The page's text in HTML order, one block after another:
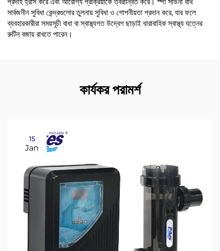
সার্বজনীন সুবিধা কেন্দ্রগুলোর তুলনায় সুবিধা ও গোপনীয়তা প্রদান করে, যার ফলে
ব্যবহারকারীরা সময়সূচী বাধা বা স্বাস্থ্যগত উদ্বেগ ছাড়াই ধারাবাহিক স্বাস্থ্য যত্নের
রুটিন বজায় রাখতে পারেন।
কার্যকর পরামর্শ
15
Jan